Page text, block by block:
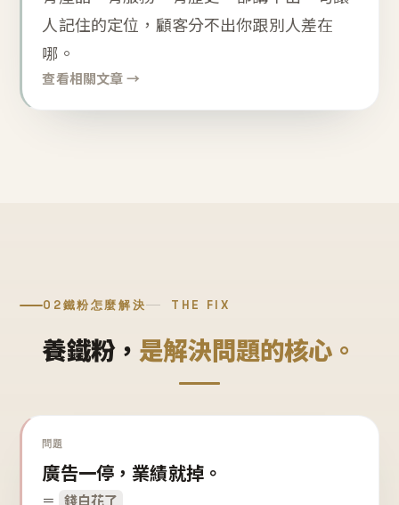
人記住的定位，顧客分不出你跟別人差在
哪。
查看相關文章 →
02鐵粉怎麼解決 THE FIX
養鐵粉， 是解決問題的核心。
問題
廣告一停，業績就掉。
＝ 錢白花了